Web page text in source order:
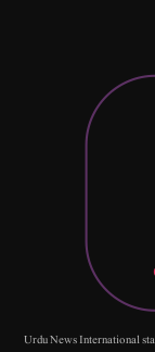
"Urdu News International